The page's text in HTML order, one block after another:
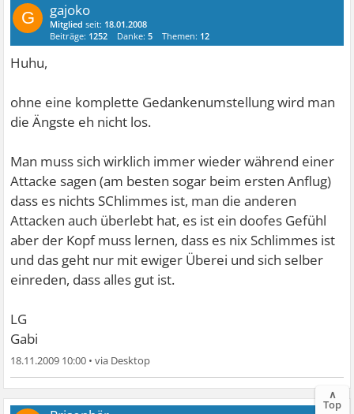
G gajoko
Mitglied seit: 18.01.2008
Beiträge: 1252 Danke:5 Themen: 12
Huhu,
ohne eine komplette Gedankenumstellung wird man
die Ängste eh nicht los.
Man muss sich wirklich immer wieder während einer
Attacke sagen (am besten sogar beim ersten Anflug)
dass es nichts SChlimmes ist, man die anderen
Attacken auch überlebt hat, es ist ein doofes Gefühl
aber der Kopf muss lernen, dass es nix Schlimmes ist
und das geht nur mit ewiger Überei und sich selber
einreden, dass alles gut ist.
LG
Gabi
18.11.2009 10:00 •
∧
Top